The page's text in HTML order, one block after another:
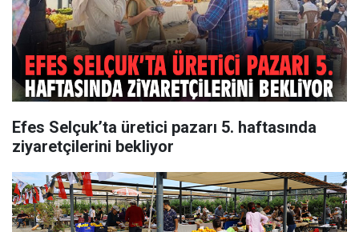
Efes Selçuk’ta üretici pazarı 5. haftasında
ziyaretçilerini bekliyor